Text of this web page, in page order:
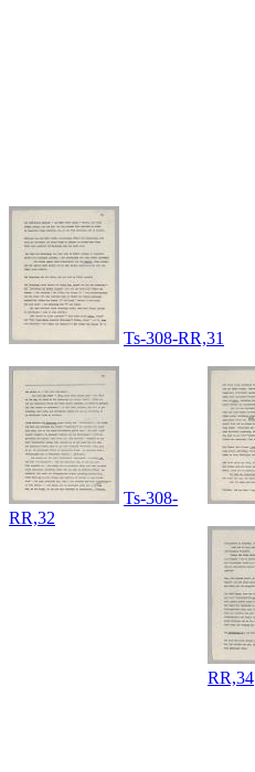
Ts-308-RR,31
Ts-308-
RR,32
RR,34